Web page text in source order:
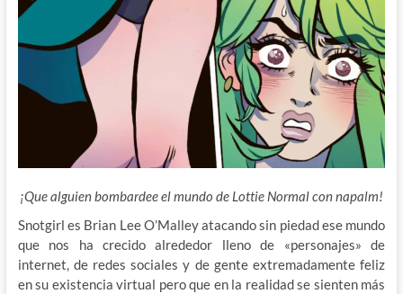
¡Que alguien bombardee el mundo de Lottie Normal con napalm!
Snotgirl es Brian Lee O’Malley atacando sin piedad ese mundo
que nos ha crecido alrededor lleno de «personajes» de
internet, de redes sociales y de gente extremadamente feliz
en su existencia virtual pero que en la realidad se sienten más